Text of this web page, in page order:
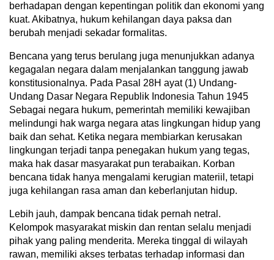
berhadapan dengan kepentingan politik dan ekonomi yang
kuat. Akibatnya, hukum kehilangan daya paksa dan
berubah menjadi sekadar formalitas.
Bencana yang terus berulang juga menunjukkan adanya
kegagalan negara dalam menjalankan tanggung jawab
konstitusionalnya. Pada Pasal 28H ayat (1) Undang-
Undang Dasar Negara Republik Indonesia Tahun 1945
Sebagai negara hukum, pemerintah memiliki kewajiban
melindungi hak warga negara atas lingkungan hidup yang
baik dan sehat. Ketika negara membiarkan kerusakan
lingkungan terjadi tanpa penegakan hukum yang tegas,
maka hak dasar masyarakat pun terabaikan. Korban
bencana tidak hanya mengalami kerugian materiil, tetapi
juga kehilangan rasa aman dan keberlanjutan hidup.
Lebih jauh, dampak bencana tidak pernah netral.
Kelompok masyarakat miskin dan rentan selalu menjadi
pihak yang paling menderita. Mereka tinggal di wilayah
rawan, memiliki akses terbatas terhadap informasi dan